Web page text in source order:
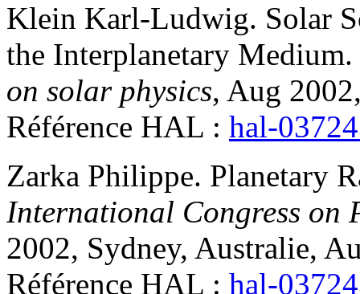
Klein Karl-Ludwig. Solar
the Interplanetary Medium.
on solar physics, Aug
Référence HAL : hal-
Zarka Philippe. Planetary
International Congress on
2002, Sydney, Australie,
Référence HAL : hal-